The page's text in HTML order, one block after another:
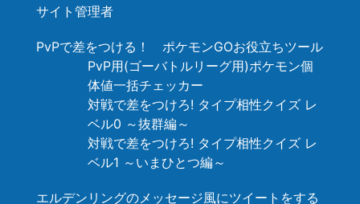
サイト管理者
PvPで差をつける！ ポケモンGOお役立ちツール
PvP用(ゴーバトルリーグ用)ポケモン個
体値一括チェッカー
対戦で差をつけろ! タイプ相性クイズ レ
ベル0 ～抜群編～
対戦で差をつけろ! タイプ相性クイズ レ
ベル1 ～いまひとつ編～
エルデンリングのメッセージ風にツイートをする